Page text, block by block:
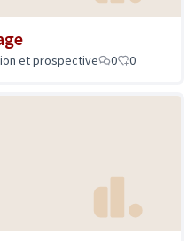
et prospective 0 0